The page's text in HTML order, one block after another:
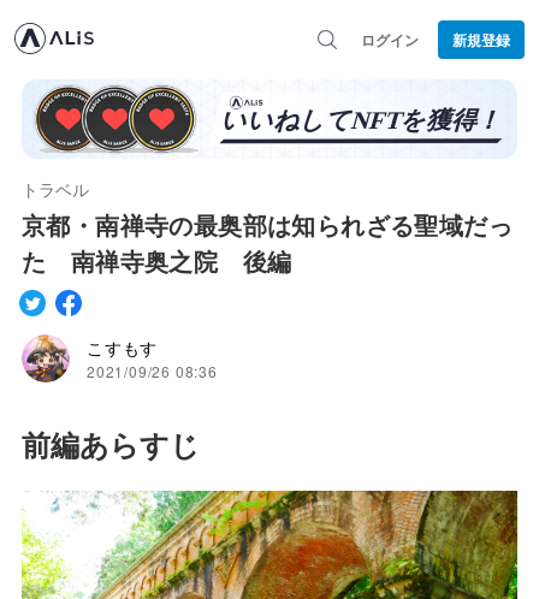
ログイン 新規登録
トラベル
京都・南禅寺の最奥部は知られざる聖域だっ
た 南禅寺奥之院 後編
こすもす
2021/09/26 08:36
前編あらすじ